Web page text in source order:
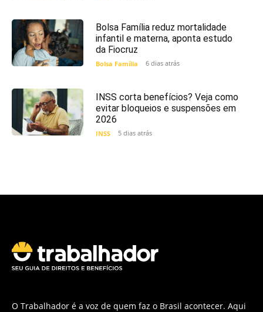
Bolsa Família reduz mortalidade
infantil e materna, aponta estudo
da Fiocruz
Bolsa Família 6 dias atrás
INSS corta benefícios? Veja como
evitar bloqueios e suspensões em
2026
INSS 5 dias atrás
O Trabalhador é a voz de quem faz o Brasil acontecer. Aqui